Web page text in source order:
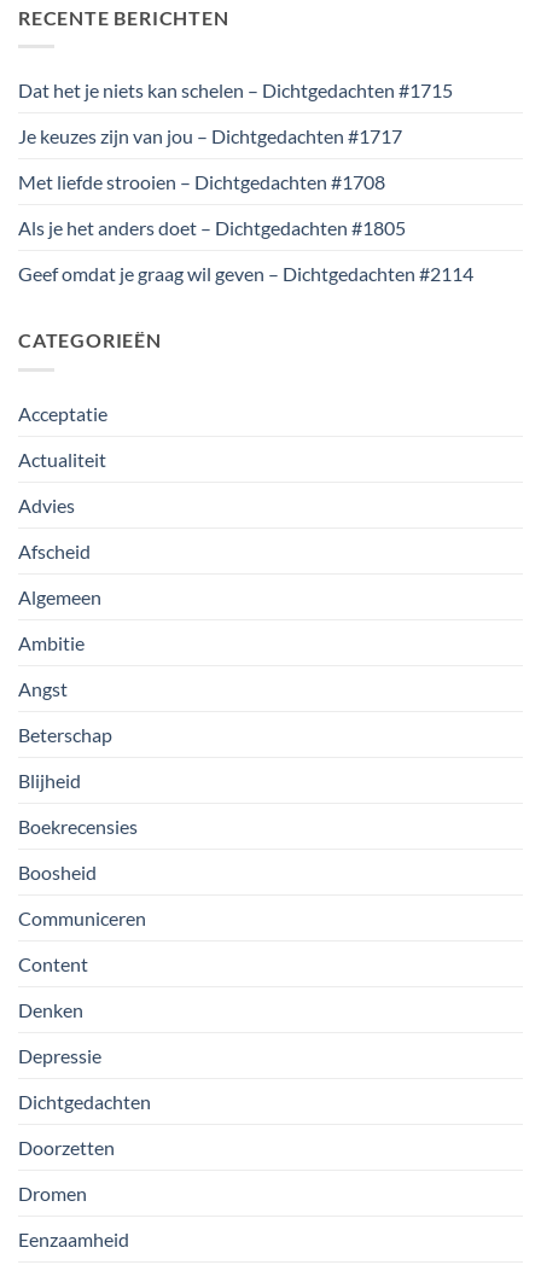
RECENTE BERICHTEN
Dat het je niets kan schelen – Dichtgedachten #1715
Je keuzes zijn van jou – Dichtgedachten #1717
Met liefde strooien – Dichtgedachten #1708
Als je het anders doet – Dichtgedachten #1805
Geef omdat je graag wil geven – Dichtgedachten #2114
CATEGORIEËN
Acceptatie
Actualiteit
Advies
Afscheid
Algemeen
Ambitie
Angst
Beterschap
Blijheid
Boekrecensies
Boosheid
Communiceren
Content
Denken
Depressie
Dichtgedachten
Doorzetten
Dromen
Eenzaamheid